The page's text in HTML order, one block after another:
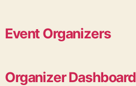
Event Organizers
Organizer Dashboard